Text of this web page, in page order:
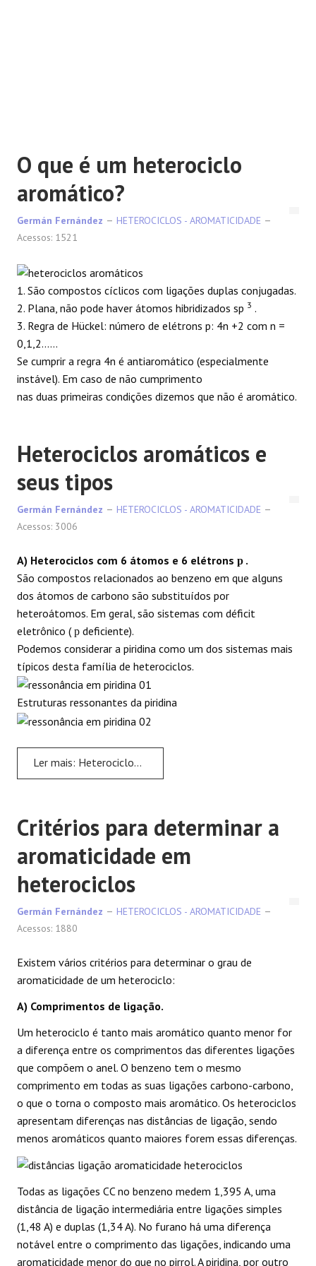
O que é um heterociclo
aromático?
Germán Fernández
HETEROCICLOS - AROMATICIDADE
Acessos: 1521
1. São compostos cíclicos com ligações duplas conjugadas.
2. Plana, não pode haver átomos hibridizados sp 3 .
3. Regra de Hückel: número de elétrons p: 4n +2 com n =
0,1,2......
Se cumprir a regra 4n é antiaromático (especialmente
instável). Em caso de não cumprimento
nas duas primeiras condições dizemos que não é aromático.
Heterociclos aromáticos e
seus tipos
Germán Fernández
HETEROCICLOS - AROMATICIDADE
Acessos: 3006
A) Heterociclos com 6 átomos e 6 elétrons p .
São compostos relacionados ao benzeno em que alguns
dos átomos de carbono são substituídos por
heteroátomos. Em geral, são sistemas com déficit
eletrônico (p deficiente).
Podemos considerar a piridina como um dos sistemas mais
típicos desta família de heterociclos.
Estruturas ressonantes da piridina
Ler mais: Heterociclos aromáticos e seus tipos
Critérios para determinar a
aromaticidade em
heterociclos
Germán Fernández
HETEROCICLOS - AROMATICIDADE
Acessos: 1880
Existem vários critérios para determinar o grau de
aromaticidade de um heterociclo:
A) Comprimentos de ligação.
Um heterociclo é tanto mais aromático quanto menor for
a diferença entre os comprimentos das diferentes ligações
que compõem o anel. O benzeno tem o mesmo
comprimento em todas as suas ligações carbono-carbono,
o que o torna o composto mais aromático. Os heterociclos
apresentam diferenças nas distâncias de ligação, sendo
menos aromáticos quanto maiores forem essas diferenças.
Todas as ligações CC no benzeno medem 1,395 A, uma
distância de ligação intermediária entre ligações simples
(1,48 A) e duplas (1,34 A). No furano há uma diferença
notável entre o comprimento das ligações, indicando uma
aromaticidade menor do que no pirrol. A piridina, por outro